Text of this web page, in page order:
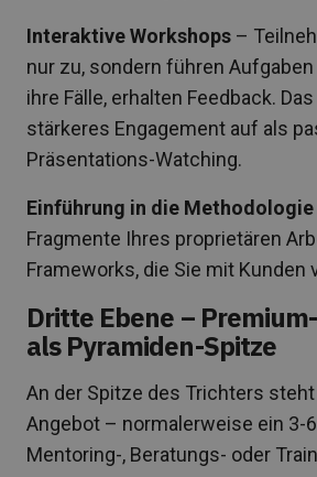
Interaktive Workshops –
nur zu, sondern führen
ihre Fälle, erhalten Feedback. Das
stärkeres Engagement auf als
Präsentations-Watching.
Einführung in die Methodologie
Fragmente Ihres proprietären
Frameworks, die Sie mit Kunden
Dritte Ebene –
als Pyramiden-Spitze
An der Spitze des Trichters
Angebot – normalerweise ein 3-
Mentoring-, Beratungs- oder